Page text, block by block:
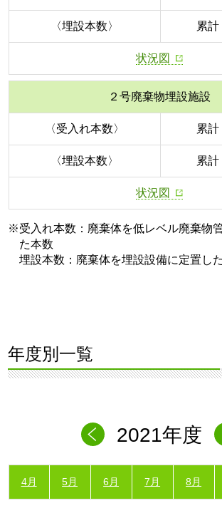
〈埋設本数〉 累
状況図
２号廃棄物埋設施設
〈受入れ本数〉 累
〈埋設本数〉 累
状況図
※受入れ本数：廃棄体を低レベル廃棄物
た本数
埋設本数：廃棄体を埋設設備に定置し
年度別一覧
2021年度
4月 5月 6月 7月 8月